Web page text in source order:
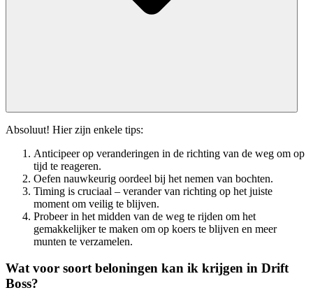
Absoluut! Hier zijn enkele tips:
Anticipeer op veranderingen in de richting van de weg om op
tijd te reageren.
Oefen nauwkeurig oordeel bij het nemen van bochten.
Timing is cruciaal – verander van richting op het juiste
moment om veilig te blijven.
Probeer in het midden van de weg te rijden om het
gemakkelijker te maken om op koers te blijven en meer
munten te verzamelen.
Wat voor soort beloningen kan ik krijgen in Drift
Boss?